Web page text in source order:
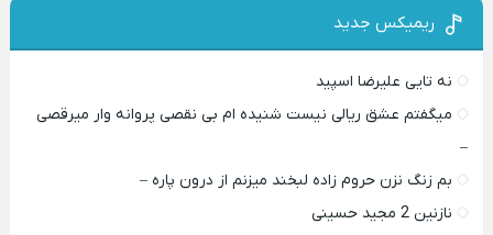
ریمیکس جدید
نه تایی علیرضا اسپید
میگفتم عشق ریالی نیست شنیده ام بی نقصی پروانه وار میرقصی
–
بم زنگ نزن حروم زاده لبخند میزنم از درون پاره –
نازنین 2 مجید حسینی